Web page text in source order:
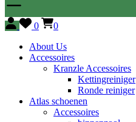
0
0
About Us
Accessoires
Kranzle Accessoires
Kettingreiniger
Ronde reiniger
Atlas schoenen
Accessoires